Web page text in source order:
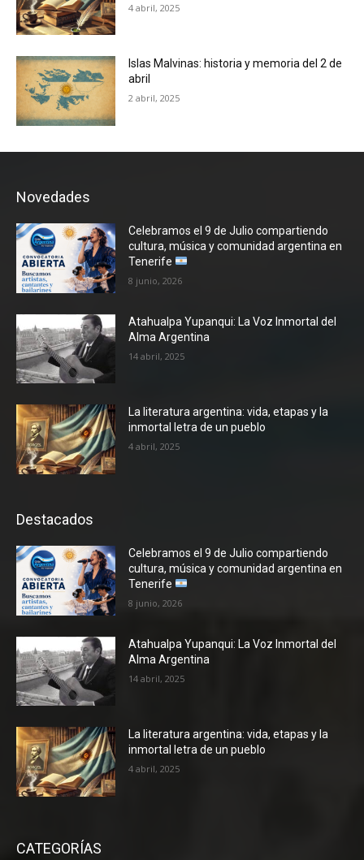
4 abril, 2025
Islas Malvinas: historia y memoria del 2 de
abril
2 abril, 2025
Novedades
Celebramos el 9 de Julio compartiendo
cultura, música y comunidad argentina en
Tenerife
8 junio, 2026
Atahualpa Yupanqui: La Voz Inmortal del
Alma Argentina
14 abril, 2025
La literatura argentina: vida, etapas y la
inmortal letra de un pueblo
4 abril, 2025
Destacados
Celebramos el 9 de Julio compartiendo
cultura, música y comunidad argentina en
Tenerife
8 junio, 2026
Atahualpa Yupanqui: La Voz Inmortal del
Alma Argentina
14 abril, 2025
La literatura argentina: vida, etapas y la
inmortal letra de un pueblo
4 abril, 2025
CATEGORÍAS